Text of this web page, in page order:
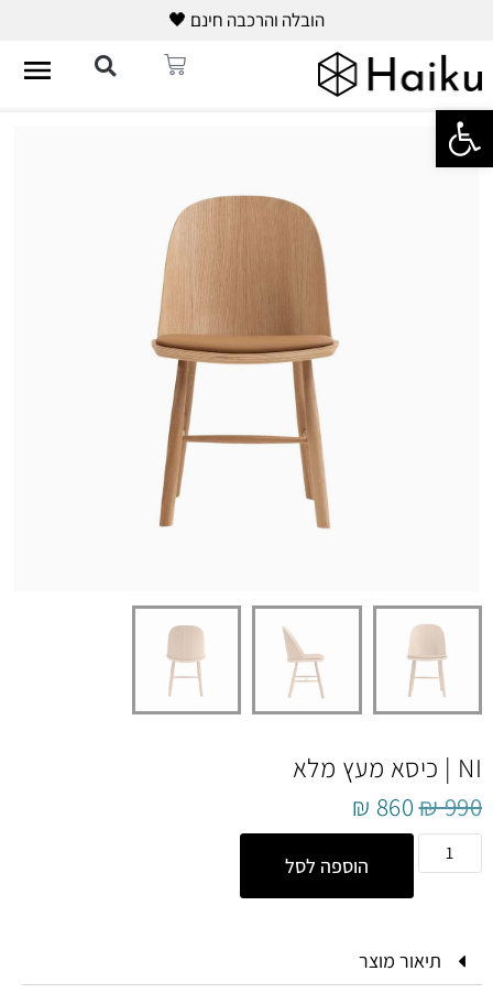
הובלה והרכבה חינם 🖤
NI | כיסא מעץ מלא
₪990
₪ 860
הוספה לסל
תיאור מוצר
פתח סרגל נגישות